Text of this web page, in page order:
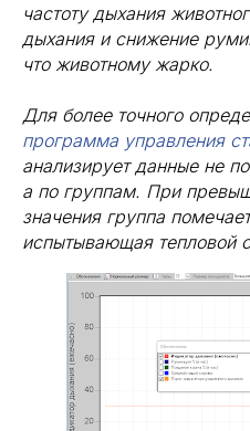
частоту дыхания
дыхания и снижение
что животному жарко.
Для более точного
программа управления
анализирует данные не
а по группам. При
значения группа
испытывающая тепловой